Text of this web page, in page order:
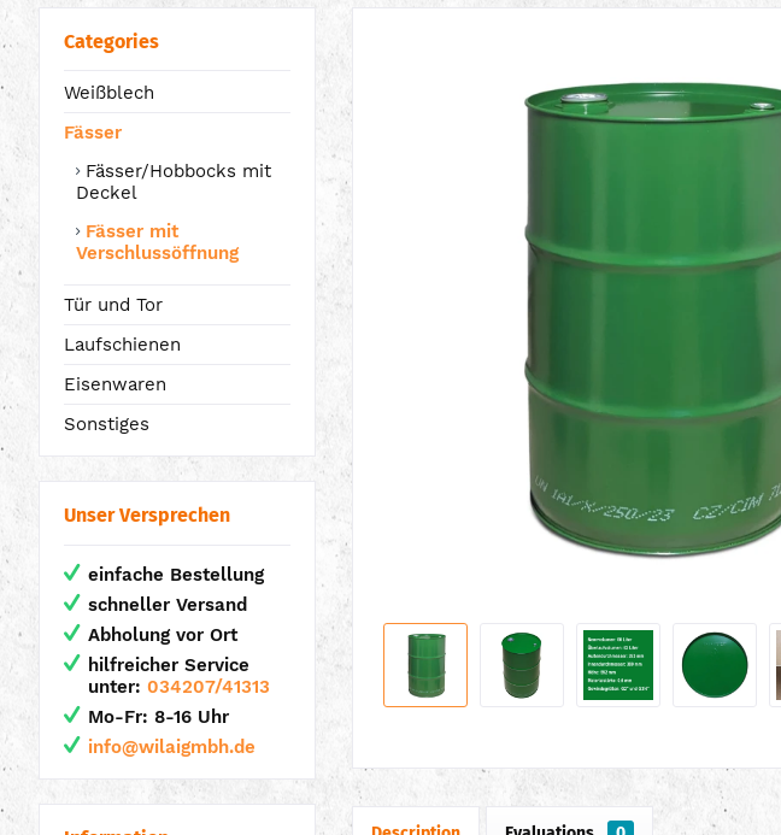
Categories
Weißblech
Fässer
Fässer/Hobbocks mit
Deckel
Fässer mit
Verschlussöffnung
Tür und Tor
Laufschienen
Eisenwaren
Sonstiges
Unser Versprechen
einfache Bestellung
schneller Versand
Abholung vor Ort
hilfreicher Service
unter: 034207/41313
Mo-Fr: 8-16 Uhr
info@wilaigmbh.de